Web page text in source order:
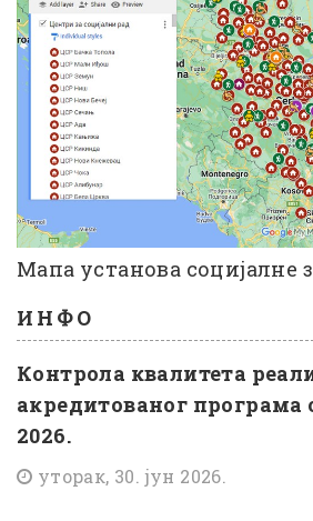
Мапа установа социјалне
ИНФО
Контрола квалитета
акредитованог програма
2026.
уторак, 30. јун 2026.